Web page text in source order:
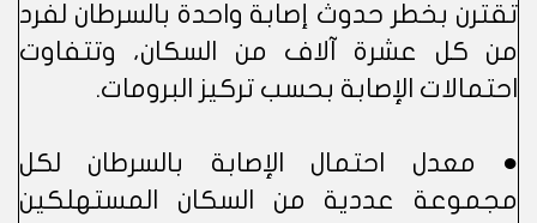
تقترن بخطر حدوث إصابة واحدة بالسرطان لفرد
من كل عشرة آلاف من السكان، وتتفاوت
احتمالات الإصابة بحسب تركيز البرومات.
● معدل احتمال الإصابة بالسرطان لكل
مجموعة عددية من السكان المستهلكين